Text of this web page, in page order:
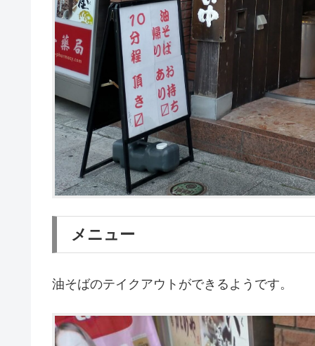
メニュー
油そばのテイクアウトができるようです。